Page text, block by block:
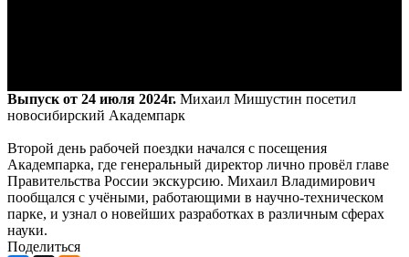
Выпуск от 24 июля 2024г. Михаил Мишустин посетил
новосибирский Академпарк
Второй день рабочей поездки начался с посещения
Академпарка, где генеральный директор лично провёл главе
Правительства России экскурсию. Михаил Владимирович
пообщался с учёными, работающими в научно-техническом
парке, и узнал о новейших разработках в различным сферах
науки.
Поделиться